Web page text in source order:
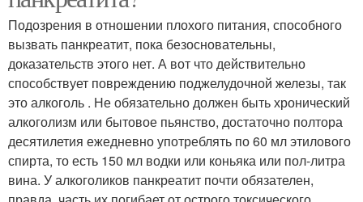
Подозрения в отношении плохого питания, способного
вызвать панкреатит, пока безосновательны,
доказательств этого нет. А вот что действительно
способствует повреждению поджелудочной железы, так
это алкоголь . Не обязательно должен быть хронический
алкоголизм или бытовое пьянство, достаточно полтора
десятилетия ежедневно употреблять по 60 мл этилового
спирта, то есть 150 мл водки или коньяка или пол-литра
вина. У алкоголиков панкреатит почти обязателен,